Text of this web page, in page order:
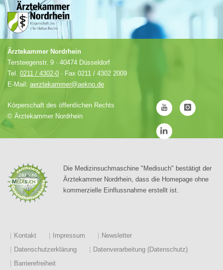
Ärztekammer Nordrhein
Tersteegenstr. 9 · 40474 Düsseldorf
Tel. 0211 / 4302-0 · Fax 0211 / 4302 2009
E-Mail: aerztekammer@aekno.de
Körperschaft des öffentlichen Rechts
© Ärztekammer Nordrhein
Die Medizinsuchmaschine "Medisuch" bestätigt der
Ärztekammer Nordrhein, dass die Homepage ohne
kommerzielle Einflussnahme erstellt ist.
Kontakt Impressum
Newsletter
Datenschutzerklärung
Datenverarbeitung (Datenschutz)
Barrierefreiheit